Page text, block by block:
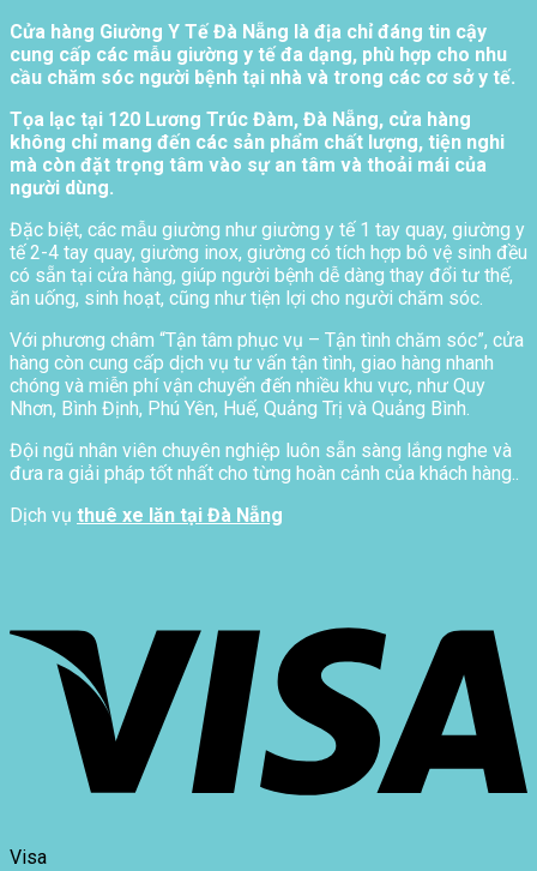
Cửa hàng Giường Y Tế Đà Nẵng là địa chỉ đáng tin cậy
cung cấp các mẫu giường y tế đa dạng, phù hợp cho nhu
cầu chăm sóc người bệnh tại nhà và trong các cơ sở y tế.
Tọa lạc tại 120 Lương Trúc Đàm, Đà Nẵng, cửa hàng
không chỉ mang đến các sản phẩm chất lượng, tiện nghi
mà còn đặt trọng tâm vào sự an tâm và thoải mái của
người dùng.
Đặc biệt, các mẫu giường như giường y tế 1 tay quay, giường y
tế 2-4 tay quay, giường inox, giường có tích hợp bô vệ sinh đều
có sẵn tại cửa hàng, giúp người bệnh dễ dàng thay đổi tư thế,
ăn uống, sinh hoạt, cũng như tiện lợi cho người chăm sóc.
Với phương châm “Tận tâm phục vụ – Tận tình chăm sóc”, cửa
hàng còn cung cấp dịch vụ tư vấn tận tình, giao hàng nhanh
chóng và miễn phí vận chuyển đến nhiều khu vực, như Quy
Nhơn, Bình Định, Phú Yên, Huế, Quảng Trị và Quảng Bình.
Đội ngũ nhân viên chuyên nghiệp luôn sẵn sàng lắng nghe và
đưa ra giải pháp tốt nhất cho từng hoàn cảnh của khách hàng..
Dịch vụ thuê xe lăn tại Đà Nẵng
Visa